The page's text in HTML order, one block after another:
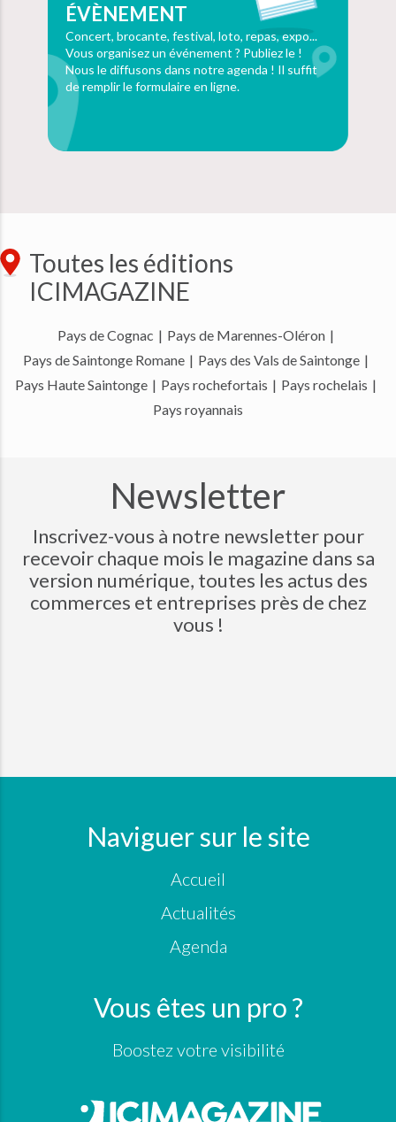
ÉVÈNEMENT
Concert, brocante, festival, loto, repas, expo...
Vous organisez un événement ? Publiez le !
Nous le diffusons dans notre agenda ! Il suffit
de remplir le formulaire en ligne.
Toutes les éditions
ICIMAGAZINE
Pays de Cognac | Pays de Marennes-Oléron |
Pays de Saintonge Romane | Pays des Vals de Saintonge |
Pays Haute Saintonge | Pays rochefortais | Pays rochelais |
Pays royannais
Newsletter
Inscrivez-vous à notre newsletter pour
recevoir chaque mois le magazine dans sa
version numérique, toutes les actus des
commerces et entreprises près de chez
vous !
Naviguer sur le site
Accueil
Actualités
Agenda
Vous êtes un pro ?
Boostez votre visibilité